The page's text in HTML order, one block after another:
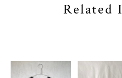
Related